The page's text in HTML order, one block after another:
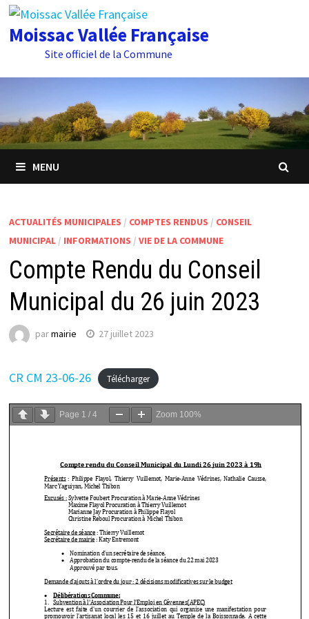
Passer
au
contenu
Moissac Vallée Française
Site officiel de la Commune
MENU
ACTUALITÉS MUNICIPALES / COMPTES RENDUS / CONSEIL
MUNICIPAL/ INFORMATIONS / VIE DE LA COMMUNE
Compte Rendu du Conseil
Municipal du 26 juin 2023
parmairie 27 juillet 2023
CR CM 23-06-26 Télécharger
Page 1 / 4 Zoom 100%